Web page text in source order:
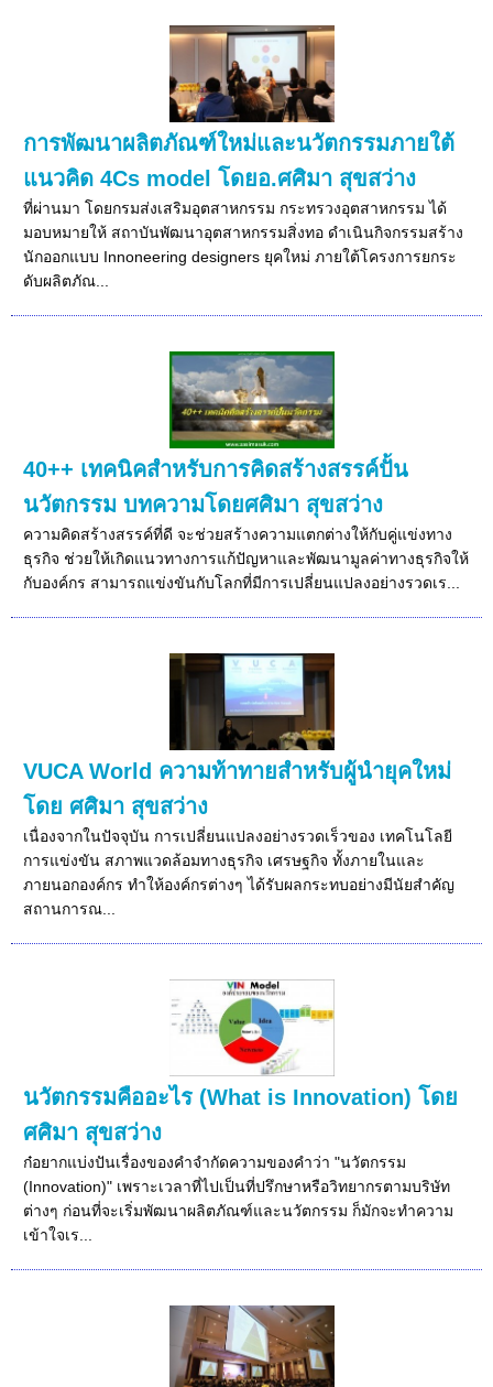
การพัฒนาผลิตภัณฑ์ใหม่และนวัตกรรมภายใต้
แนวคิด 4Cs model โดยอ.ศศิมา สุขสว่าง
ที่ผ่านมา โดยกรมส่งเสริมอุตสาหกรรม กระทรวงอุตสาหกรรม ได้
มอบหมายให้ สถาบันพัฒนาอุตสาหกรรมสิ่งทอ ดำเนินกิจกรรมสร้าง
นักออกแบบ Innoneering designers ยุคใหม่ ภายใต้โครงการยกระ
ดับผลิตภัณ...
40++ เทคนิคสำหรับการคิดสร้างสรรค์ปั้น
นวัตกรรม บทความโดยศศิมา สุขสว่าง
ความคิดสร้างสรรค์ที่ดี จะช่วยสร้างความแตกต่างให้กับคู่แข่งทาง
ธุรกิจ ช่วยให้เกิดแนวทางการแก้ปัญหาและพัฒนามูลค่าทางธุรกิจให้
กับองค์กร สามารถแข่งขันกับโลกที่มีการเปลี่ยนแปลงอย่างรวดเร...
VUCA World ความท้าทายสำหรับผู้นำยุคใหม่
โดย ศศิมา สุขสว่าง
เนื่องจากในปัจจุบัน การเปลี่ยนแปลงอย่างรวดเร็วของ เทคโนโลยี
การแข่งขัน สภาพแวดล้อมทางธุรกิจ เศรษฐกิจ ทั้งภายในและ
ภายนอกองค์กร ทำให้องค์กรต่างๆ ได้รับผลกระทบอย่างมีนัยสำคัญ
สถานการณ...
นวัตกรรมคืออะไร (What is Innovation) โดย
ศศิมา สุขสว่าง
ก๋อยากแบ่งปันเรื่องของคำจำกัดความของคำว่า "นวัตกรรม
(Innovation)" เพราะเวลาที่ไปเป็นที่ปรึกษาหรือวิทยากรตามบริษัท
ต่างๆ ก่อนที่จะเริ่มพัฒนาผลิตภัณฑ์และนวัตกรรม ก็มักจะทำความ
เข้าใจเร...